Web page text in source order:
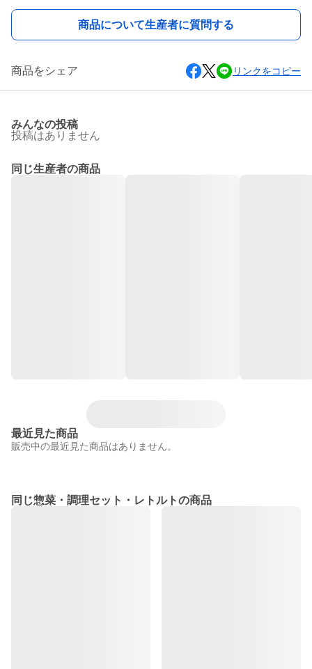
商品について生産者に質問する
商品をシェア リンクをコピー
みんなの投稿
投稿はありません
同じ生産者の商品
最近見た商品
販売中の最近見た商品はありません。
同じ惣菜・調理セット・レトルトの商品